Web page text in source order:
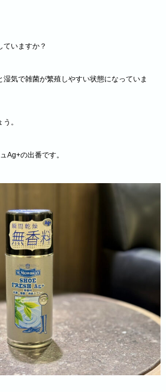
ていますか？
気で雑菌が繁殖しやすい状態になっていま
。
Ag+の出番です。